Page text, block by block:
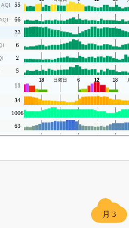
AQI 55
66
22
6
2
5
11
34
1006
63
8
月 3